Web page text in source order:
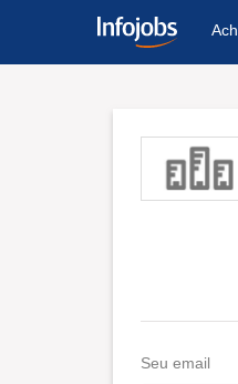
Seu email